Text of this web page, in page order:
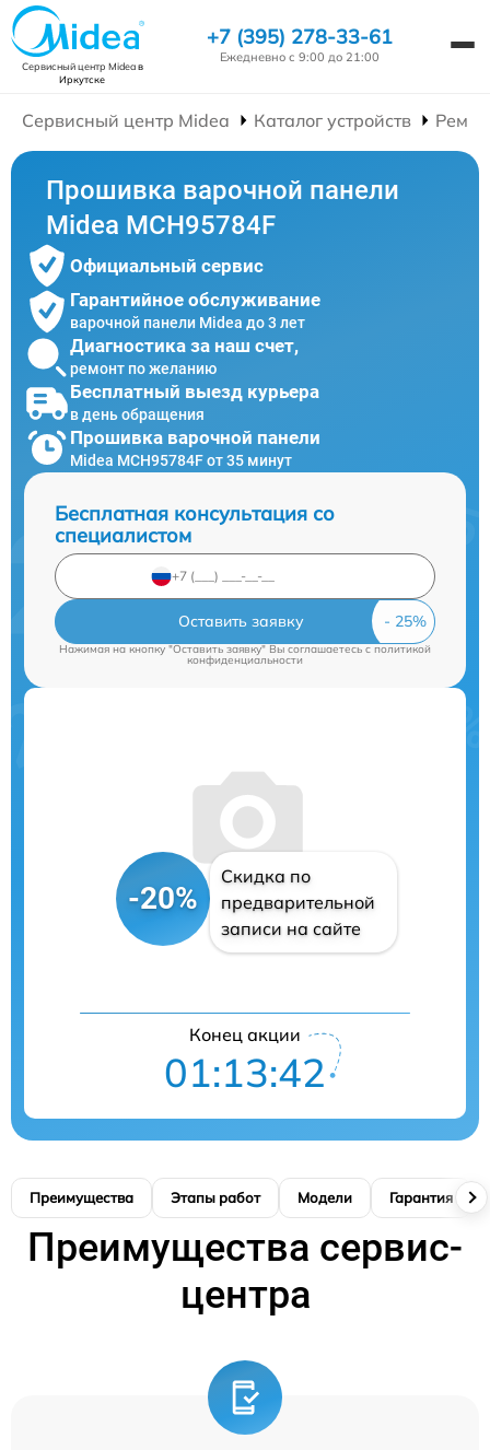
Сервисный центр Mideaв
Иркутске
+7 (395) 278-33-61
Ежедневно с 9:00 до 21:00
Сервисный центр Midea Каталог устройств
Прошивка варочной панели
Midea MCH95784F
Официальный сервис
Гарантийное обслуживание
варочной панели Midea до 3 лет
Диагностика за наш счет,
ремонт по желанию
Бесплатный выезд курьера
в день обращения
Прошивка варочной панели
Midea MCH95784F от 35 минут
Бесплатная консультация со
специалистом
Оставить заявку
Нажимая на кнопку "Оставить заявку" Вы соглашаетесь cполитикой
конфиденциальности
-20%
Скидка по
предварительной
записи на сайте
Конец акции
01:13:41
Преимущества Этапы работ Модели Гарантия
Преимущества сервис-
центра